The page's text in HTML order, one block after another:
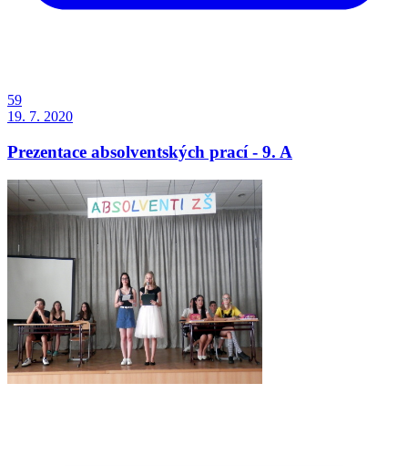
59
19. 7. 2020
Prezentace absolventských prací - 9. A